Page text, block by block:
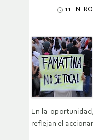
11
En la
reflejan el